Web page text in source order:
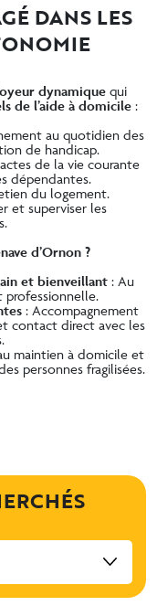
DANS LES
dynamique qui
de l’aide à domicile:
au quotidien des
de handicap.
de la vie courante
dépendantes.
du logement.
et superviser les
d’Ornon ?
et bienveillant : Au
professionnelle.
: Accompagnement
contact direct avec les
maintien à domicile et
personnes fragilisées.